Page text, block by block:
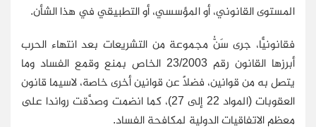
المستوى القانوني، أو المؤسسي، أو التطبيقي في هذا الشأن.
فقانونيًّا، جرى سَنُّ مجموعة من التشريعات بعد انتهاء الحرب
أبرزها القانون رقم 23/2003 الخاص بمنع وقمع الفساد وما
يتصل به من قوانين، فضلًا عن قوانين أخرى خاصة، لاسيما قانون
العقوبات (المواد 22 إلى 27)، كما انضمت وصدَّقت رواندا على
معظم الاتفاقيات الدولية لمكافحة الفساد.